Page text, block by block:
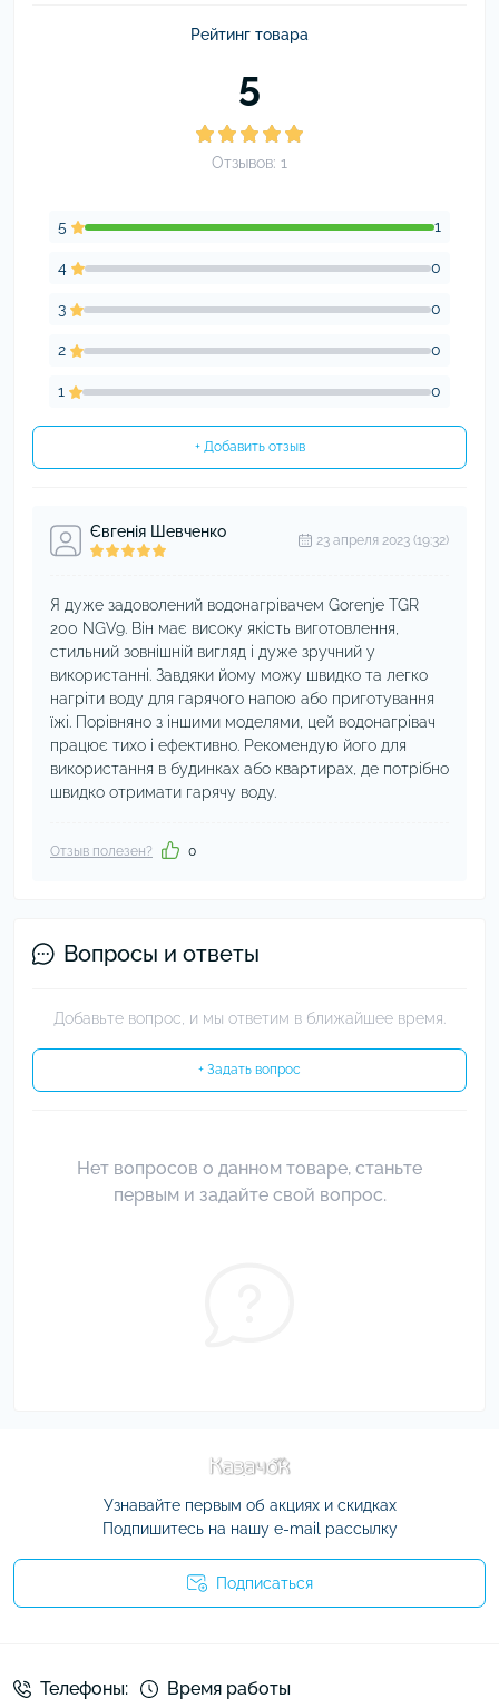
Рейтинг товара
5
Отзывов: 1
5 1
4 0
3 0
2 0
1 0
+ Добавить отзыв
Євгенія Шевченко 23 апреля 2023 (19:32)
Я дуже задоволений водонагрівачем Gorenje TGR
200 NGV9. Він має високу якість виготовлення,
стильний зовнішній вигляд і дуже зручний у
використанні. Завдяки йому можу швидко та легко
нагріти воду для гарячого напою або приготування
їжі. Порівняно з іншими моделями, цей водонагрівач
працює тихо і ефективно. Рекомендую його для
використання в будинках або квартирах, де потрібно
швидко отримати гарячу воду.
Отзыв полезен? 0
Вопросы и ответы
Добавьте вопрос, и мы ответим в ближайшее время.
+ Задать вопрос
Нет вопросов о данном товаре, станьте
первым и задайте свой вопрос.
Узнавайте первым об акциях и скидках
Подпишитесь на нашу e-mail рассылку
Подписаться
Телефоны: Время работы